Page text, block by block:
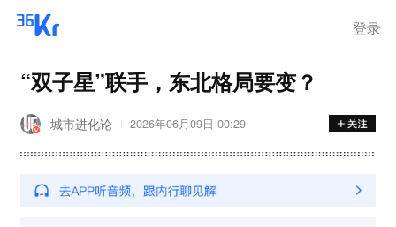
登录
“双子星”联手，东北格局要变？
城市进化论 2026年06月09日 00:29